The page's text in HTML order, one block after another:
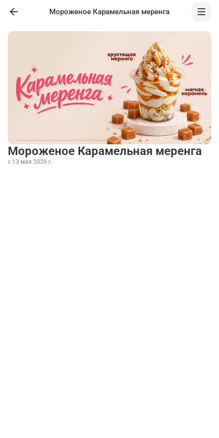
Мороженое Карамельная меренга
Мороженое Карамельная меренга
с 13 мая 2026 г.